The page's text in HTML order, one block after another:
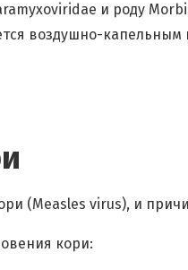
и роду
воздушно-
(Measles virus), и
кори: